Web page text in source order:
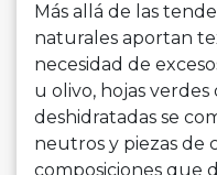
Más allá de las
naturales aportan
necesidad de
u olivo, hojas verdes
deshidratadas se
neutros y piezas de
composiciones que